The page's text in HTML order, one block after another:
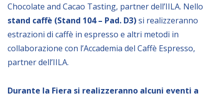
Catalogo
Pubblicazioni
OPPORTUNITÀ
Bandi
Chocolate and Cacao Tasting, partner dell’IILA. Nello
stand caffè (Stand 104 – Pad. D3)si realizzeranno
estrazioni di caffè in espresso e altri metodi in
collaborazione con l’Accademia del Caffè Espresso,
partner dell’IILA.
Durante la Fiera si realizzeranno alcuni eventi a